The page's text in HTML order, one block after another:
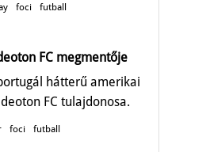
foci futball
FC megmentője
hátterű amerikai
FC tulajdonosa.
foci futball